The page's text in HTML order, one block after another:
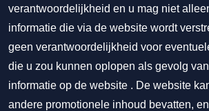
verantwoordelijkheid en u mag niet
informatie die via de website wordt
geen verantwoordelijkheid voor
die u zou kunnen oplopen als gevolg
informatie op de website . De website
andere promotionele inhoud bevatten,